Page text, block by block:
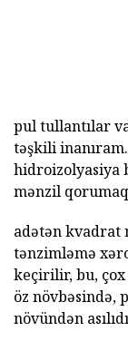
pul tullantılar
təşkili
hidroizolyasiya
mənzil
adətən kvadrat
tənzimləmə
keçirilir, bu, çox
öz
növündən